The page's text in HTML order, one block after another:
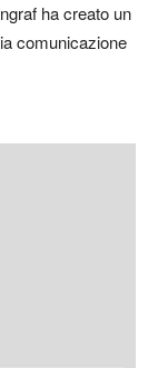
ha creato un
comunicazione